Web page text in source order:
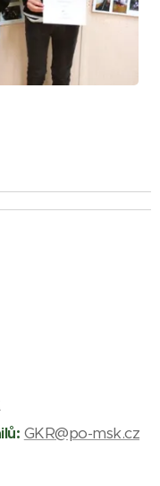
GKR@po-msk.cz